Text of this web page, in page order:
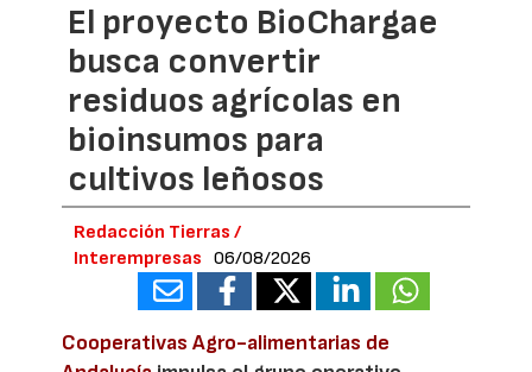
El proyecto BioChargae
busca convertir
residuos agrícolas en
bioinsumos para
cultivos leñosos
Redacción Tierras /
Interempresas
06/08/2026
Cooperativas Agro-alimentarias de